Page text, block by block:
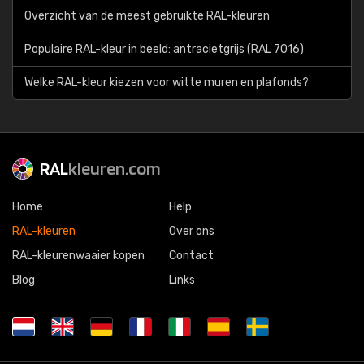
Overzicht van de meest gebruikte RAL-kleuren
Populaire RAL-kleur in beeld: antracietgrijs (RAL 7016)
Welke RAL-kleur kiezen voor witte muren en plafonds?
RALkleuren.com
Home
RAL-kleuren
RAL-kleurenwaaier kopen
Blog
Help
Over ons
Contact
Links